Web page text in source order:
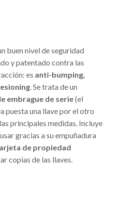
buen nivel de seguridad
y patentado contra las
es anti-bumping,
. Se trata de un
embrague de serie(el
puesta una llave por el otro
principales medidas. Incluye
gracias a su empuñadura
de propiedad
copias de las llaves.